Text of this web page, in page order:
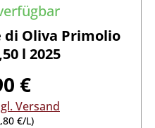
di Oliva Primolio
l 2025
€
Versand
€/L)